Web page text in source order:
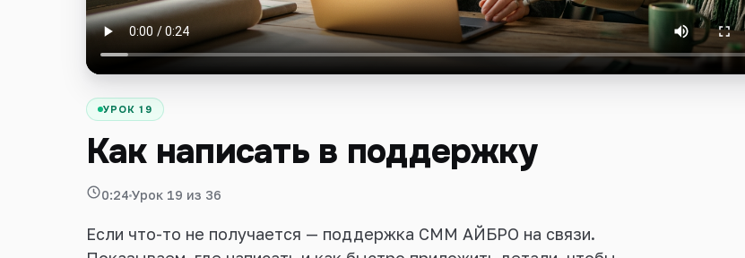
УРОК 19
Как написать в поддержку
0:24 Урок 19 из 36
Если что-то не получается — поддержка СММ АЙБРО на связи.